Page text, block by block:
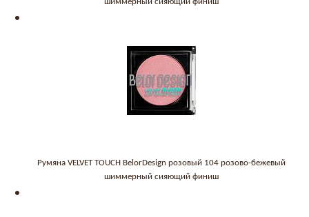
Румяна VELVET TOUCH BelorDesign розовый 104 розово-бежевый
шиммерный сияющий финиш